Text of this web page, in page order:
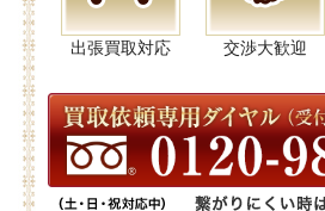
出張買取対応 交渉大歓迎